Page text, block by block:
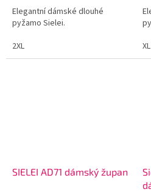
Elegantní dámské dlouhé
pyžamo Sielei.
2XL
XL
SIELEI AD71 dámský župan